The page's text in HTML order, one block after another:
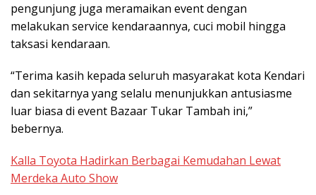
pengunjung juga meramaikan event dengan
melakukan service kendaraannya, cuci mobil hingga
taksasi kendaraan.
“Terima kasih kepada seluruh masyarakat kota Kendari
dan sekitarnya yang selalu menunjukkan antusiasme
luar biasa di event Bazaar Tukar Tambah ini,”
bebernya.
Kalla Toyota Hadirkan Berbagai Kemudahan Lewat
Merdeka Auto Show